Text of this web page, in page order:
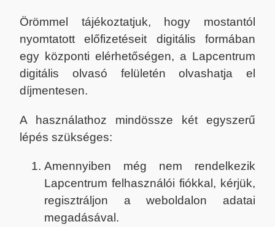
Örömmel tájékoztatjuk, hogy mostantól
nyomtatott előfizetéseit digitális formában
egy központi elérhetőségen, a Lapcentrum
digitális olvasó felületén olvashatja el
díjmentesen.
A használathoz mindössze két egyszerű
lépés szükséges:
Amennyiben még nem rendelkezik
Lapcentrum felhasználói fiókkal, kérjük,
regisztráljon a weboldalon adatai
megadásával.